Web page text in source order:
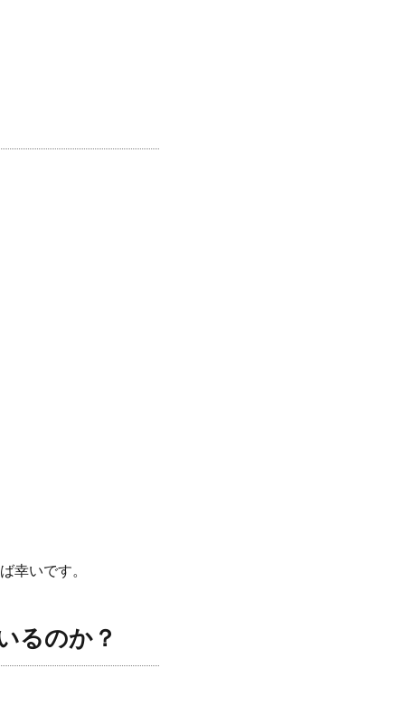
幸いです。
るのか？